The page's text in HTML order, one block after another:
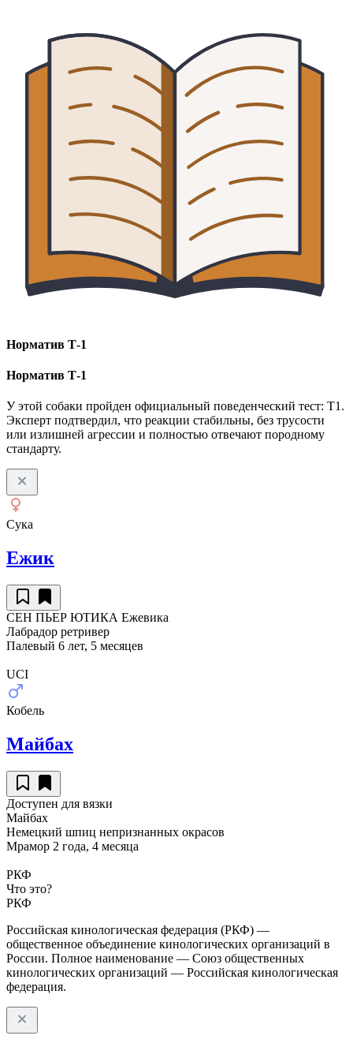
Норматив Т-1
Норматив Т-1
У этой собаки пройден официальный поведенческий тест: Т1.
Эксперт подтвердил, что реакции стабильны, без трусости
или излишней агрессии и полностью отвечают породному
стандарту.
Сука
Ежик
СЕН ПЬЕР ЮТИКА Ежевика
Лабрадор ретривер
Палевый 6 лет, 5 месяцев
UCI
Кобель
Майбах
Доступен для вязки
Майбах
Немецкий шпиц непризнанных окрасов
Мрамор 2 года, 4 месяца
РКФ
Что это?
РКФ
Российская кинологическая федерация (РКФ) —
общественное объединение кинологических организаций в
России. Полное наименование — Союз общественных
кинологических организаций — Российская кинологическая
федерация.